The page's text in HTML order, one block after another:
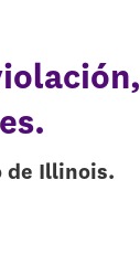
de Illinois.